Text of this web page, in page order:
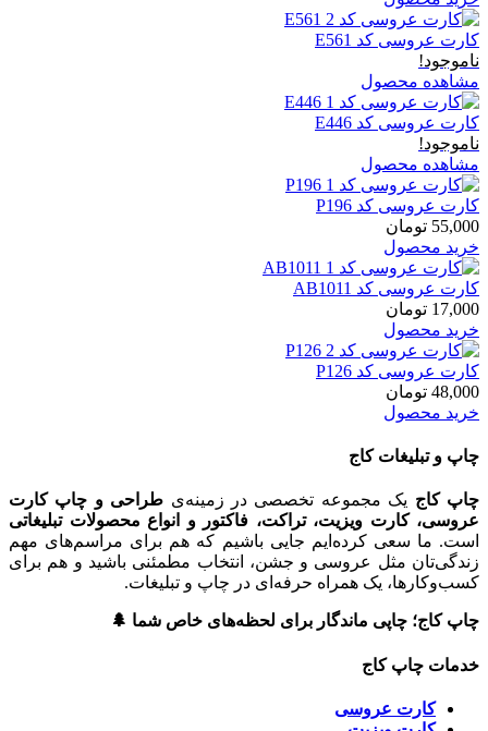
کارت عروسی کد E561
ناموجود!
مشاهده محصول
کارت عروسی کد E446
ناموجود!
مشاهده محصول
کارت عروسی کد P196
55,000 تومان
خرید محصول
کارت عروسی کد AB1011
17,000 تومان
خرید محصول
کارت عروسی کد P126
48,000 تومان
خرید محصول
چاپ و تبلیغات کاج
چاپ کاج یک مجموعه تخصصی در زمینه‌ی طراحی و چاپ کارت
عروسی، کارت ویزیت، تراکت، فاکتور و انواع محصولات تبلیغاتی
است. ما سعی کرده‌ایم جایی باشیم که هم برای مراسم‌های مهم
زندگی‌تان مثل عروسی و جشن، انتخاب مطمئنی باشید و هم برای
کسب‌وکارها، یک همراه حرفه‌ای در چاپ و تبلیغات.
چاپ کاج؛ چاپی ماندگار برای لحظه‌های خاص شما 🌲
خدمات چاپ کاج
کارت عروسی